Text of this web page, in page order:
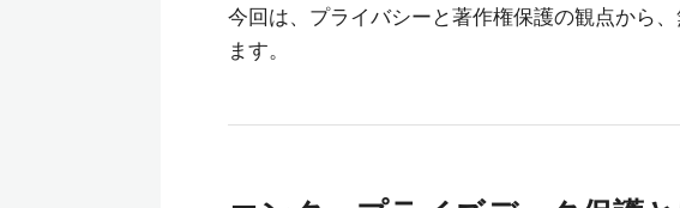
今回は、プライバシーと著作権保護の観点から
ます。